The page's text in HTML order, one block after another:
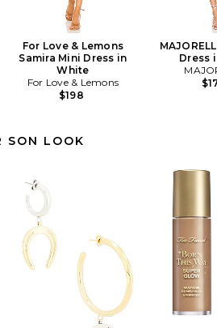
For Love & Lemons
Samira Mini Dress in
White
For Love & Lemons
$198
Dress
SON LOOK